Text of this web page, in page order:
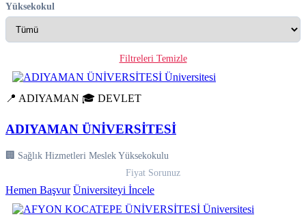
Yüksekokul
Filtreleri Temizle
📍 ADIYAMAN 🎓 DEVLET
ADIYAMAN ÜNİVERSİTESİ
🏢 Sağlık Hizmetleri Meslek Yüksekokulu
Fiyat Sorunuz
Hemen Başvur Üniversiteyi İncele